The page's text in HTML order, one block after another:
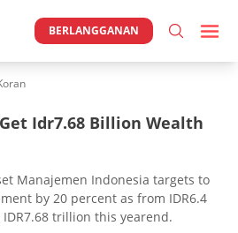
BERLANGGANAN
Idr7.68 Billion Wealth
Manajemen Indonesia targets to
by 20 percent as from IDR6.4
trillion this yearend.